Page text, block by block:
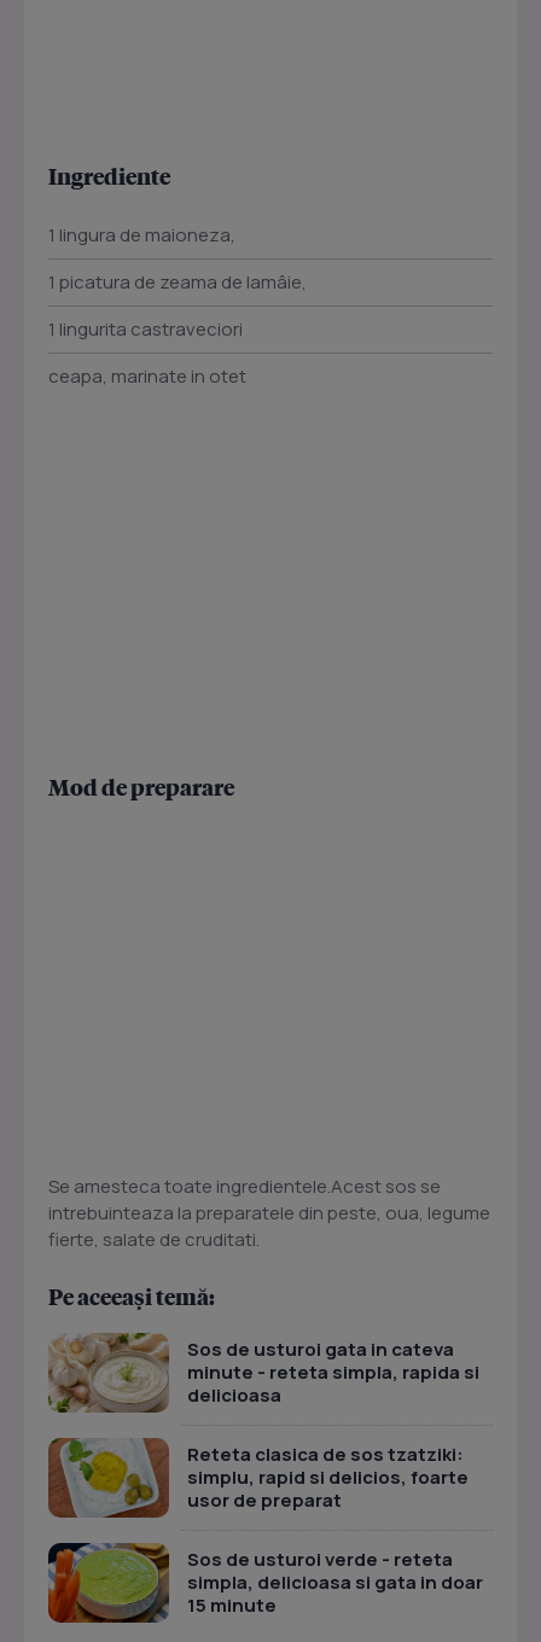
Ingrediente
1 lingura de maioneza,
1 picatura de zeama de lamâie,
1 lingurita castraveciori
ceapa, marinate in otet
Mod de preparare
Se amesteca toate ingredientele.Acest sos se
intrebuinteaza la preparatele din peste, oua, legume
fierte, salate de cruditati.
Pe aceeași temă:
Sos de usturoi gata in cateva
minute - reteta simpla, rapida si
delicioasa
Reteta clasica de sos tzatziki:
simplu, rapid si delicios, foarte
usor de preparat
Sos de usturoi verde - reteta
simpla, delicioasa si gata in doar
15 minute